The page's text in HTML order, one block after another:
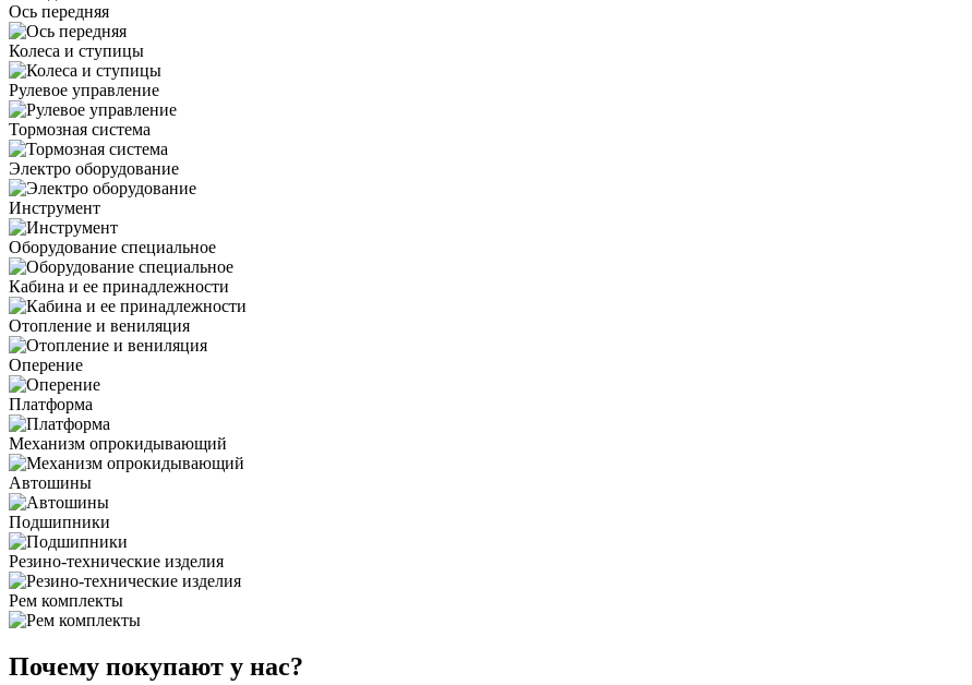
Ось передняя
Колеса и ступицы
Рулевое управление
Тормозная система
Электро оборудование
Инструмент
Оборудование специальное
Кабина и ее принадлежности
Отопление и вениляция
Оперение
Платформа
Механизм опрокидывающий
Автошины
Подшипники
Резино-технические изделия
Рем комплекты
Почему покупают у нас?